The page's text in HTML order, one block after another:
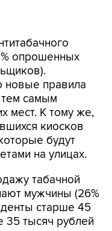
опрошенных
новые правила
тем самым
мест. К тому же,
киосков
будут
на улицах.
табачной
мужчины (26%
старше 45
35 тысяч рублей